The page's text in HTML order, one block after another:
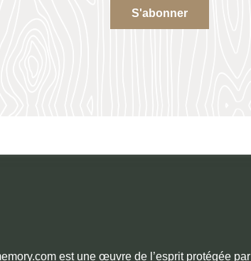
S'abonner
est une œuvre de l’esprit protégée